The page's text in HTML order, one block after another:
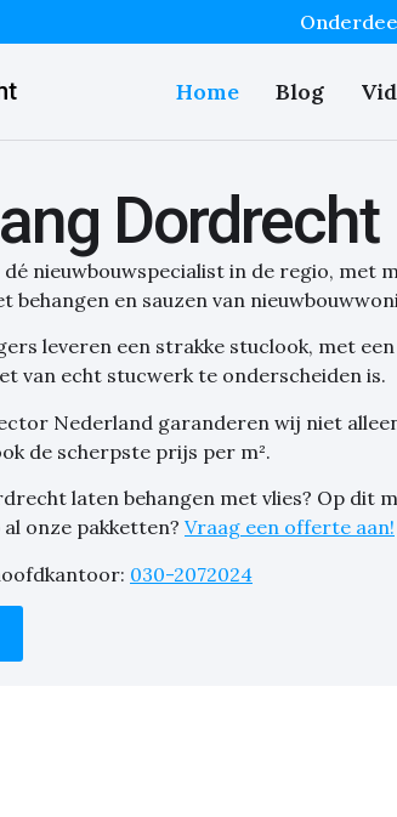
Home Blog
Dordrecht
nieuwbouwspecialist in de regio, met
behangen en sauzen van
leveren een strakke stuclook, met een
van echt stucwerk te onderscheiden is.
Nederland garanderen wij niet
de scherpste prijs per m².
laten behangen met vlies? Op dit
onze pakketten? Vraag een offerte aan!
030-2072024